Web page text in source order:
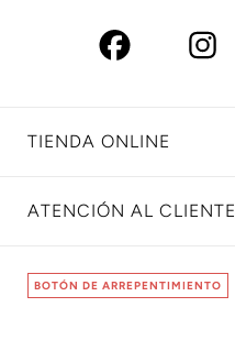
TIENDA ONLINE
ATENCIÓN AL CLIENTE
BOTÓN DE ARREPENTIMIENTO